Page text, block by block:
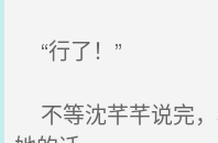
“行了！”
不等沈芊芊说完